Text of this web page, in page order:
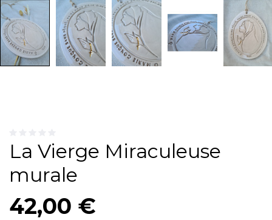
La Vierge Miraculeuse
murale
42,00 €